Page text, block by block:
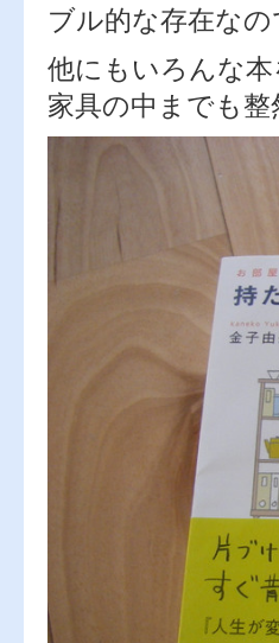
ブル的な存在なの
他にもいろんな
家具の中までも